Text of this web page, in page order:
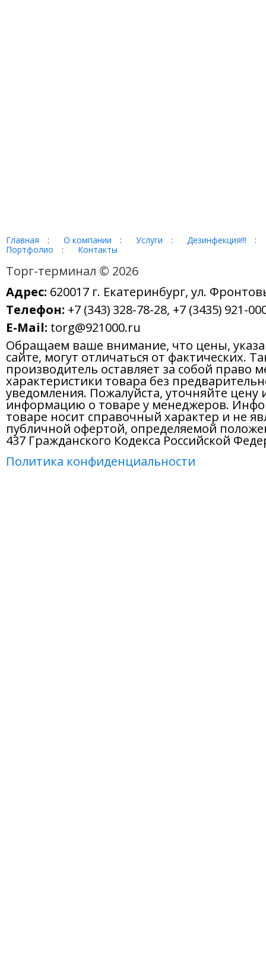
Главная : О компании : Услуги : Дезинфекция!!!
:
Портфолио
: Контакты
Торг-терминал © 2026
Адрес: 620017 г. Екатеринбург, ул.
Телефон: +7 (343) 328-78-28, +7 (3435) 921-
E-Mail: torg@921000.ru
Обращаем ваше внимание, что цены,
сайте, могут отличаться от фактических.
производитель оставляет за собой право
характеристики товара без
уведомления. Пожалуйста, уточняйте цену
информацию о товаре у менеджеров.
товаре носит справочный характер и не
публичной офертой, определяемой
437 Гражданского Кодекса Российской
Политика конфиденциальности